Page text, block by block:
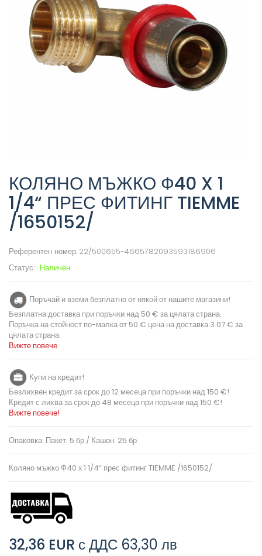
КОЛЯНО МЪЖКО Ф40 X 1
1/4“ ПРЕС ФИТИНГ TIEMME
/1650152/
Референтен номер: 22/500655-4665782093593186906
Статус: Наличен
Поръчай и вземи безплатно от някой от нашите магазини!
Безплатна доставка при поръчки над 50 € за цялата страна.
Поръчка на стойност по-малка от 50 € цена на доставка 3.07 € за
цялата страна.
Вижте повече
Купи на кредит!
Безлихвен кредит за срок до 12 месеца при поръчки над 150 €!
Кредит с лихва за срок до 48 месеца при поръчки над 150 €!
Вижте повече!
Опаковка: Пакет: 5 бр / Кашон: 25 бр
Коляно мъжко Ф40 x 1 1/4“ прес фитинг TIEMME /1650152/
32,36 EUR с ДДС 63,30 лв